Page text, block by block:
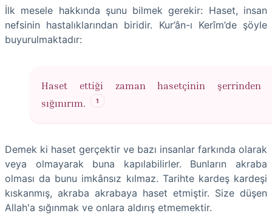
İlk mesele hakkında şunu bilmek gerekir: Haset, insan
nefsinin hastalıklarından biridir. Kur’ân-ı Kerîm’de şöyle
buyurulmaktadır:
Haset ettiği zaman hasetçinin şerrinden
sığınırım.
1
Demek ki haset gerçektir ve bazı insanlar farkında olarak
veya olmayarak buna kapılabilirler. Bunların akraba
olması da bunu imkânsız kılmaz. Tarihte kardeş kardeşi
kıskanmış, akraba akrabaya haset etmiştir. Size düşen
Allah'a sığınmak ve onlara aldırış etmemektir.